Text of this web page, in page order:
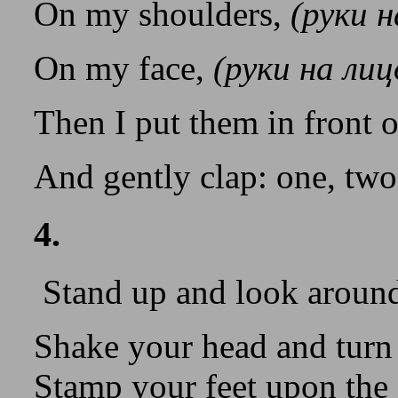
On my shoulders, (руки
On my face, (руки на
Then I put them in front
And gently clap: one,
4.
Stand up and look
Shake your head and
Stamp your feet upon